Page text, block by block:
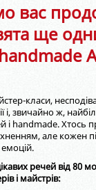
вас
ще
класи,
і, звичайно ж,
і handmade. Хтось
але кожен
речей від 80
і майстрів: